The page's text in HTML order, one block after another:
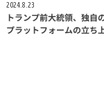
2024.8.23
トランプ前大統領、独自
プラットフォームの立ち